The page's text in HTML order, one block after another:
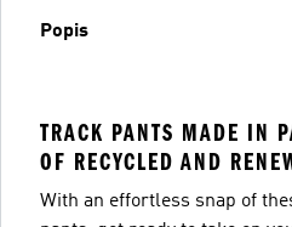
Popis
TRACK PANTS MADE IN
OF RECYCLED AND
With an effortless snap of